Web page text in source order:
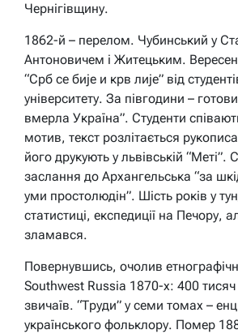
Чернігівщину.
1862-й – перелом. Чубинський у
Антоновичем і Житецьким.
“Срб се бије и крв лије” від
університету. За півгодини –
вмерла Україна”. Студенти
мотив, текст розлітається
його друкують у львівській “Меті”.
заслання до Архангельська “за
уми простолюдін”. Шість років у
статистиці, експедиції на Печору,
зламався.
Повернувшись, очолив
Southwest Russia 1870-х: 400 тисяч
звичаїв. “Труди” у семи томах –
українського фольклору. Помер